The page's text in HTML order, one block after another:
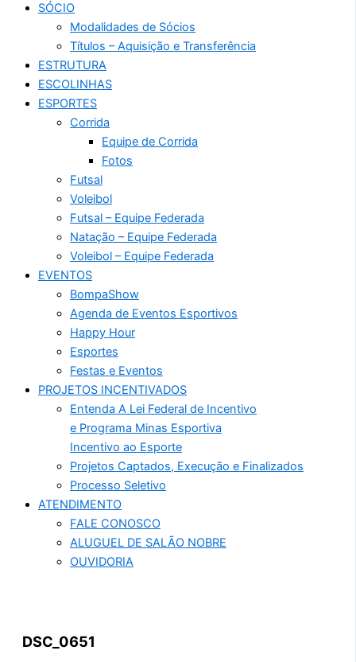
SÓCIO
Modalidades de Sócios
Títulos – Aquisição e Transferência
ESTRUTURA
ESCOLINHAS
ESPORTES
Corrida
Equipe de Corrida
Fotos
Futsal
Voleibol
Futsal – Equipe Federada
Natação – Equipe Federada
Voleibol – Equipe Federada
EVENTOS
BompaShow
Agenda de Eventos Esportivos
Happy Hour
Esportes
Festas e Eventos
PROJETOS INCENTIVADOS
Entenda A Lei Federal de Incentivo
e Programa Minas Esportiva
Incentivo ao Esporte
Projetos Captados, Execução e Finalizados
Processo Seletivo
ATENDIMENTO
FALE CONOSCO
ALUGUEL DE SALÃO NOBRE
OUVIDORIA
DSC_0651